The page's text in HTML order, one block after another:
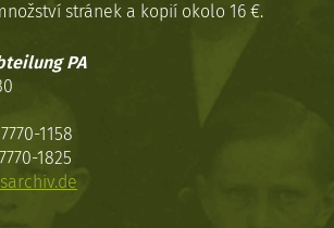
stránek a kopií okolo 16 €.
PA
1158
1825